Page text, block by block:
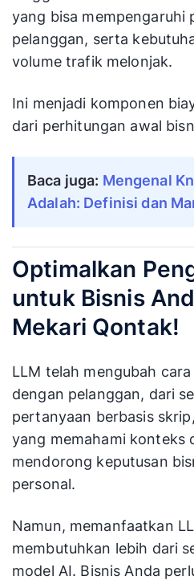
yang bisa mempengaruhi
pelanggan, serta
volume trafik melonjak.
Ini menjadi komponen
dari perhitungan awal
Baca juga: Mengenal
Adalah: Definisi dan
Optimalkan
untuk Bisnis
Mekari Qontak!
LLM telah mengubah
dengan pelanggan, dari
pertanyaan berbasis
yang memahami konteks
mendorong keputusan
personal.
Namun, memanfaatkan
membutuhkan lebih dari
model AI. Bisnis Anda